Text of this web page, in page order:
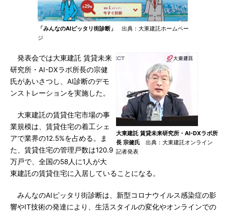
「みんなのAIピッタリ街診断」
出典：大東建託ホームペー
ジ
大東建託 賃貸未来研究所・AI-DXラボ所
長 宗健氏 出典：大東建託オンライン
記者発表
発表会では大東建託 賃貸未来
研究所・AI-DXラボ所長の宗健
氏があいさつし、AI診断のデモ
ンストレーションを実施した。
大東建託の賃貸住宅市場の事
業規模は、賃貸住宅の着工シェ
アで業界の12.5%を占める。ま
た、賃貸住宅の管理戸数は120.9
万戸で、全国の58人に1人が大
東建託の賃貸住宅に入居していることになる。
みんなのAIピッタリ街診断は、新型コロナウイルス感染症の影
響やIT技術の発達により、生活スタイルの変化やオンラインでの